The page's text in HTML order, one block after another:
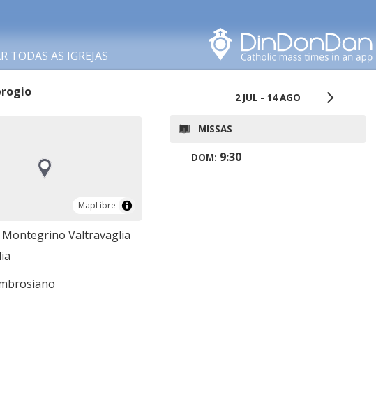
TODAS AS IGREJAS
MapLibre
MapLibre
Montegrino Valtravaglia
2 JUL - 14 AGO
MISSAS
DOM: 9:30